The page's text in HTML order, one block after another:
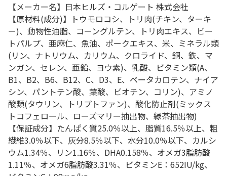
【メーカー名】日本ヒルズ・コルゲート 株式会社
【原材料(成分)】トウモロコシ、トリ肉(チキン、ターキ
ー)、動物性油脂、コーングルテン、トリ肉エキス、ビー
トパルプ、亜麻仁、魚油、ポークエキス、米、ミネラル類
(リン、ナトリウム、カリウム、クロライド、銅、鉄、マ
ンガン、セレン、亜鉛、ヨウ素)、乳酸、ビタミン類(A、
B1、B2、B6、B12、C、D3、E、ベータカロテン、ナイア
シン、パントテン酸、葉酸、ビオチン、コリン)、アミノ
酸類(タウリン、トリプトファン)、酸化防止剤(ミックス
トコフェロール、ローズマリー抽出物、緑茶抽出物)
【保証成分】たんぱく質25.0％以上、脂質16.5％以上、粗
繊維3.0％以下、灰分8.5％以下、水分10.0％以下、カルシ
ウム1.34％、リン1.16％、DHA0.158％、オメガ3脂肪酸
1.11％、オメガ6脂肪酸3.31％、ビタミンE：652IU/kg、